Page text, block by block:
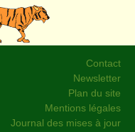
Contact
Newsletter
Plan du site
Mentions légales
Journal des mises à jour